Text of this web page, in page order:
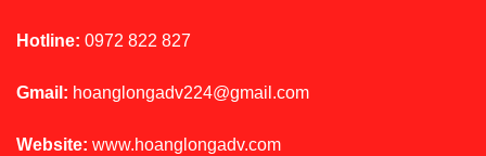
Hotline: 0972 822 827
Gmail: hoanglongadv224@gmail.com
Website: www.hoanglongadv.com